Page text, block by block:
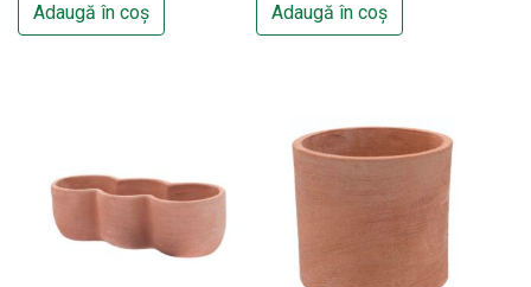
Adaugă în coș Adaugă în coș